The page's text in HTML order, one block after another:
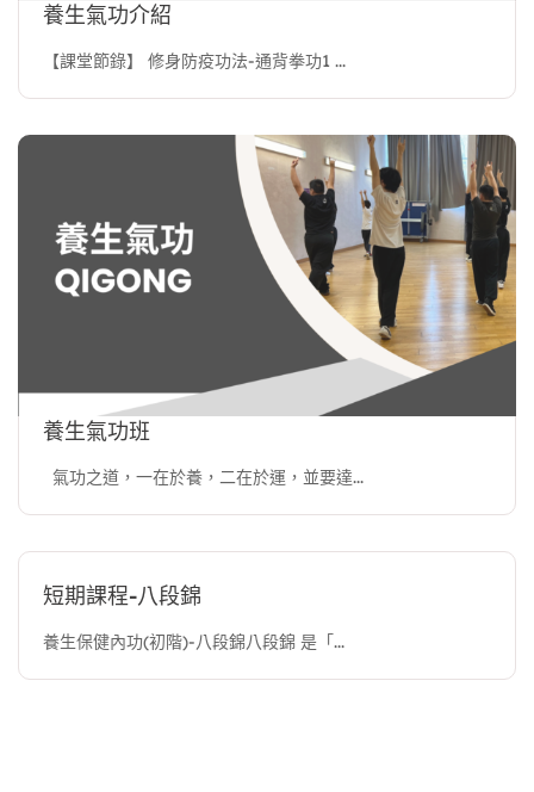
養生氣功介紹
【課堂節錄】 修身防疫功法-通背拳功1 ...
養生氣功班
氣功之道，一在於養，二在於運，並要達...
短期課程-八段錦
養生保健內功(初階)-八段錦八段錦 是「...